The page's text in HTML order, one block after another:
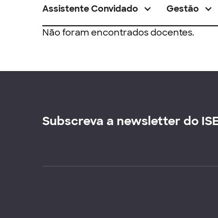
Assistente Convidado Gestão
Não foram encontrados docentes.
Subscreva a newsletter do